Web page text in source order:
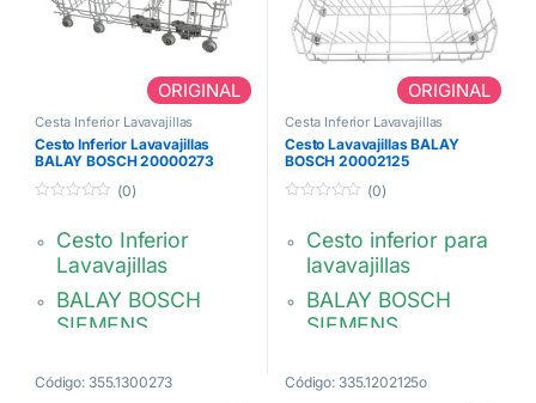
ORIGINAL
Cesta Inferior Lavavajillas
Cesto Inferior Lavavajillas
BALAY BOSCH 20000273
e
(0)
Cesto Inferior
Lavavajillas
BALAY BOSCH
SIEMENS
mm. Gris claro
Código: 355.1300273
ORIGINAL
Cesta Inferior Lavavajillas
Cesto Lavavajillas BALAY
BOSCH 20002125
e
(0)
Cesto inferior para
lavavajillas
BALAY BOSCH
SIEMENS
x 190 mm.
Código: 335.1202125o